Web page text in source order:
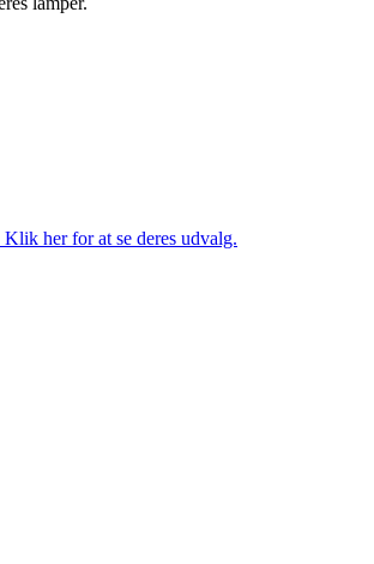
her for at se deres udvalg.